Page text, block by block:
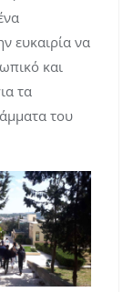
ευκαιρία να
και
τα
του